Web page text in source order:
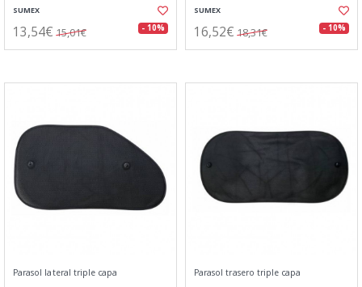
SUMEX
13,54€ 15,01€ - 10%
SUMEX
16,52€ 18,31€ - 10%
Parasol lateral triple capa Parasol trasero triple capa